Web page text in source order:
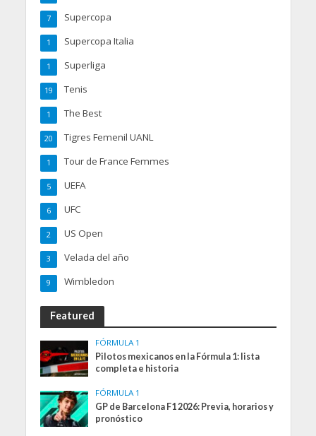
Supercopa
7
Supercopa Italia
1
Superliga
1
Tenis
19
The Best
1
Tigres Femenil UANL
20
Tour de France Femmes
1
UEFA
5
UFC
6
US Open
2
Velada del año
3
Wimbledon
9
Featured
FÓRMULA 1
Pilotos mexicanos en la Fórmula 1: lista
completa e historia
FÓRMULA 1
GP de Barcelona F1 2026: Previa, horarios y
pronóstico